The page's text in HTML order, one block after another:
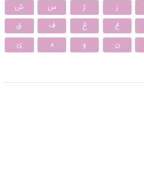
ز ژ س
ش
ع غ ف
ق
ن و ه ی